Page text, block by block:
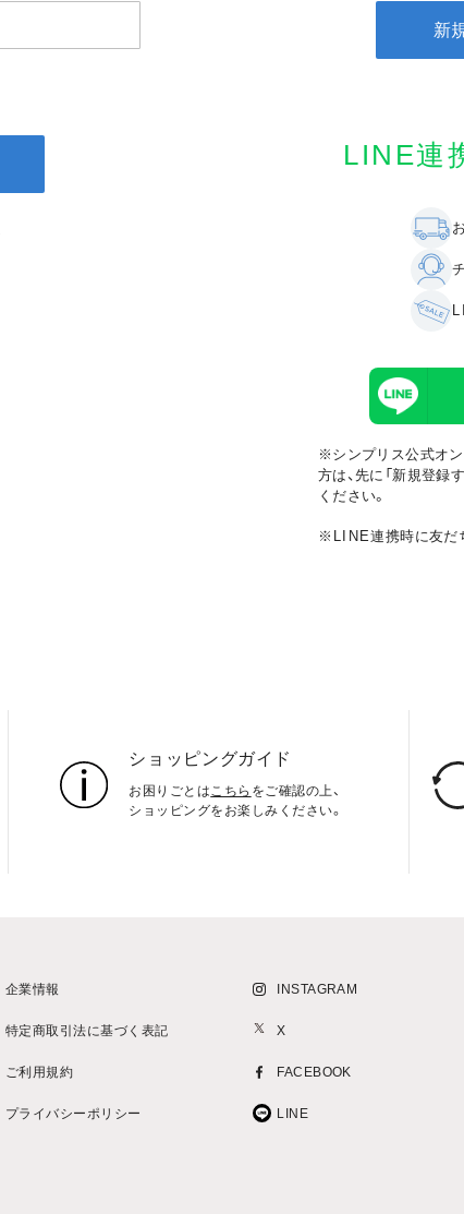
新
LINE連
※シンプリス公式オ
方は、先に「新規登録
ください。
※LINE連携時に友だ
ショッピングガイド
お困りごとは こちら をご確認の上、
ショッピングをお楽しみください。
企業情報
特定商取引法に基づく表記
ご利用規約
プライバシーポリシー
INSTAGRAM
X
FACEBOOK
LINE